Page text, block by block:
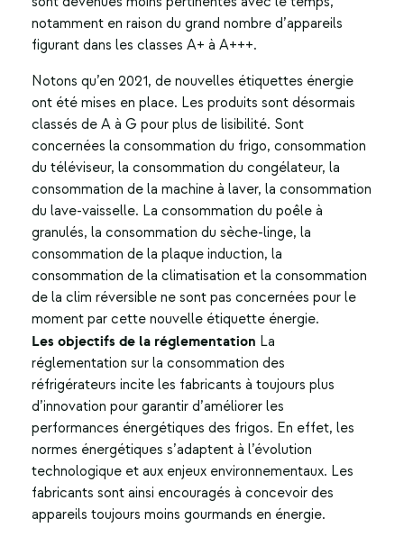
notamment en raison du grand nombre d’appareils
figurant dans les classes A+ à A+++.
Notons qu’en 2021, de nouvelles étiquettes énergie
ont été mises en place. Les produits sont désormais
classés de A à G pour plus de lisibilité. Sont
concernées la consommation du frigo, consommation
du téléviseur, la consommation du congélateur, la
consommation de la machine à laver, la consommation
du lave-vaisselle. La consommation du poêle à
granulés, la consommation du sèche-linge, la
consommation de la plaque induction, la
consommation de la climatisation et la consommation
de la clim réversible ne sont pas concernées pour le
moment par cette nouvelle étiquette énergie.
Les objectifs de la réglementation La
réglementation sur la consommation des
réfrigérateurs incite les fabricants à toujours plus
d’innovation pour garantir d’améliorer les
performances énergétiques des frigos. En effet, les
normes énergétiques s’adaptent à l’évolution
technologique et aux enjeux environnementaux. Les
fabricants sont ainsi encouragés à concevoir des
appareils toujours moins gourmands en énergie.